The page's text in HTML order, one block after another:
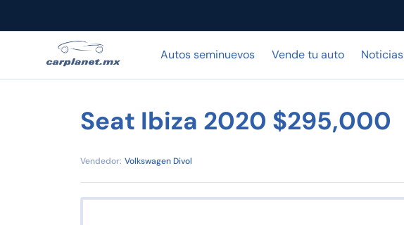
Autos seminuevos Vende tu auto Noticias
Seat Ibiza 2020 $295,000
Vendedor: Volkswagen Divol